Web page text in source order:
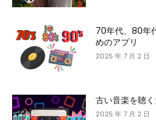
70年代、80年
めのアプリ
2025 年 7 月 2 日
古い音楽を聴
2025 年 7 月 2 日